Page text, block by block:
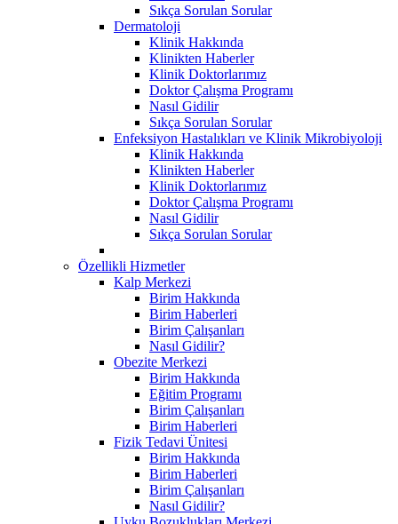
Sıkça Sorulan Sorular
Dermatoloji
Klinik Hakkında
Klinikten Haberler
Klinik Doktorlarımız
Doktor Çalışma Programı
Nasıl Gidilir
Sıkça Sorulan Sorular
Enfeksiyon Hastalıkları ve Klinik Mikrobiyoloji
Klinik Hakkında
Klinikten Haberler
Klinik Doktorlarımız
Doktor Çalışma Programı
Nasıl Gidilir
Sıkça Sorulan Sorular
Özellikli Hizmetler
Kalp Merkezi
Birim Hakkında
Birim Haberleri
Birim Çalışanları
Nasıl Gidilir?
Obezite Merkezi
Birim Hakkında
Eğitim Programı
Birim Çalışanları
Birim Haberleri
Fizik Tedavi Ünitesi
Birim Hakkında
Birim Haberleri
Birim Çalışanları
Nasıl Gidilir?